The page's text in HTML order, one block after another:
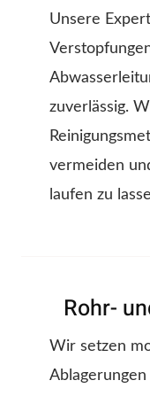
Unsere
zuverlässig.
vermeiden
laufen zu
Rohr-
Wir setzen